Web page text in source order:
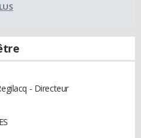
- Directeur